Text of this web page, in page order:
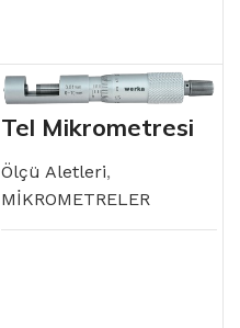
Tel Mikrometresi
Ölçü Aletleri,
MİKROMETRELER